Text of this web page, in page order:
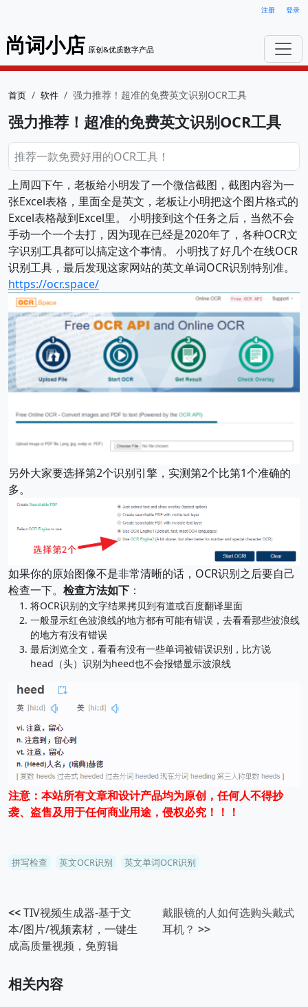
注册 登录
尚词小店 原创&优质数字产品
首页 软件 强力推荐！超准的免费英文识别OCR工具
强力推荐！超准的免费英文识别OCR工具
推荐一款免费好用的OCR工具！
上周四下午，老板给小明发了一个微信截图，截图内容为一
张Excel表格，里面全是英文，老板让小明把这个图片格式的
Excel表格敲到Excel里。 小明接到这个任务之后，当然不会
手动一个一个去打，因为现在已经是2020年了，各种OCR文
字识别工具都可以搞定这个事情。 小明找了好几个在线OCR
识别工具，最后发现这家网站的英文单词OCR识别特别准。
https://ocr.space/
另外大家要选择第2个识别引擎，实测第2个比第1个准确的
多。
如果你的原始图像不是非常清晰的话，OCR识别之后要自己
检查一下。 检查方法如下 ：
将OCR识别的文字结果拷贝到有道或百度翻译里面
一般显示红色波浪线的地方都有可能有错误，去看看那些波浪线
的地方有没有错误
最后浏览全文，看看有没有一些单词被错误识别，比方说
head（头）识别为heed也不会报错显示波浪线
注意：本站所有文章和设计产品均为原创，任何人不得抄
袭、盗售及用于任何商业用途，侵权必究！！！
拼写检查 英文OCR识别 英文单词OCR识别
<<TIV视频生成器-基于文
本/图片/视频素材，一键生
成高质量视频，免剪辑
戴眼镜的人如何选购头戴式
耳机？ >>
相关内容